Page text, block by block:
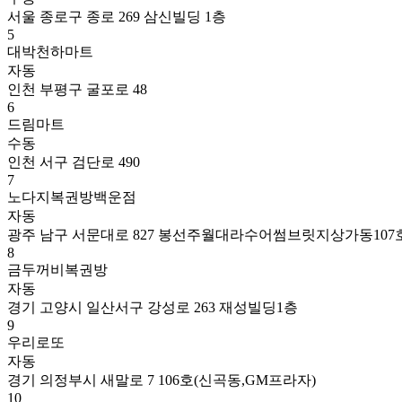
서울 종로구 종로 269 삼신빌딩 1층
5
대박천하마트
자동
인천 부평구 굴포로 48
6
드림마트
수동
인천 서구 검단로 490
7
노다지복권방백운점
자동
광주 남구 서문대로 827 봉선주월대라수어썸브릿지상가동107
8
금두꺼비복권방
자동
경기 고양시 일산서구 강성로 263 재성빌딩1층
9
우리로또
자동
경기 의정부시 새말로 7 106호(신곡동,GM프라자)
10